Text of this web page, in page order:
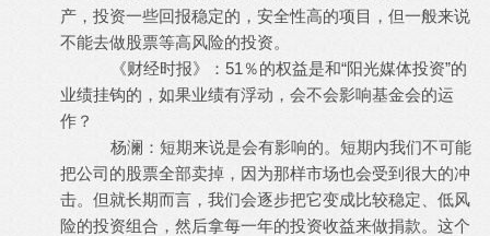
产，投资一些回报稳定的，安全性高的项目，但一般来说
不能去做股票等高风险的投资。
《财经时报》：51％的权益是和“阳光媒体投资”的
业绩挂钩的，如果业绩有浮动，会不会影响基金会的运
作？
杨澜：短期来说是会有影响的。短期内我们不可能
把公司的股票全部卖掉，因为那样市场也会受到很大的冲
击。但就长期而言，我们会逐步把它变成比较稳定、低风
险的投资组合，然后拿每一年的投资收益来做捐款。这个